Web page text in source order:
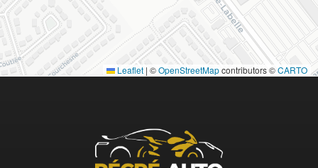
Leaflet | ©OpenStreetMapcontributors ©CARTO